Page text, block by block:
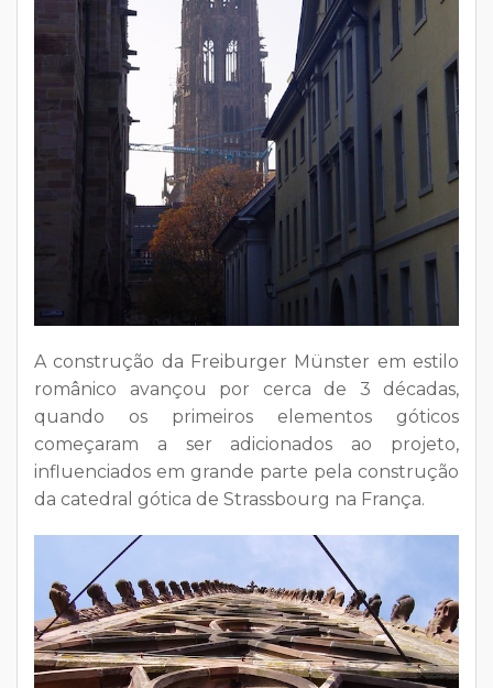
A construção da Freiburger Münster em estilo
românico avançou por cerca de 3 décadas,
quando os primeiros elementos góticos
começaram a ser adicionados ao projeto,
influenciados em grande parte pela construção
da catedral gótica de Strassbourg na França.